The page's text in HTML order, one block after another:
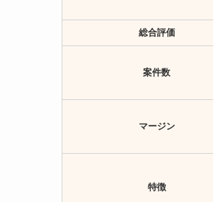
総合評価
案件数
マージン
特徴